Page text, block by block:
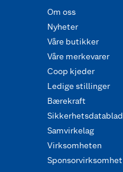
Om oss
Nyheter
Våre butikker
Våre merkevarer
Coop kjeder
Ledige stillinger
Bærekraft
Sikkerhetsdatablad
Samvirkelag
Virksomheten
Sponsorvirksomhet